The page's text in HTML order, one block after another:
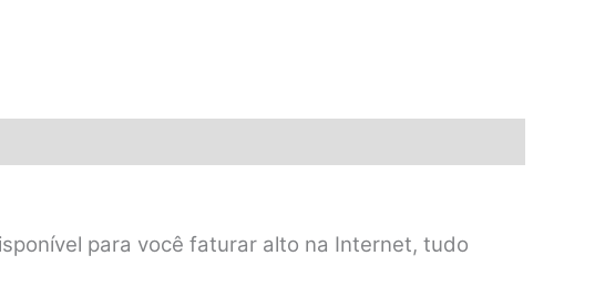
para você faturar alto na Internet, tudo